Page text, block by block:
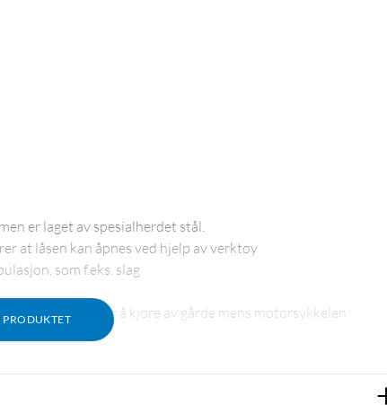
PRODUKTET
er laget av spesialherdet stål.
at låsen kan åpnes ved hjelp av verktøy
som f.eks. slag
du ikke forsøker å kjøre av gårde mens motorsykkelen
løsne.